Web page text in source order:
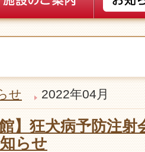
せ 2022年04月
館】狂犬病予防注
らせ